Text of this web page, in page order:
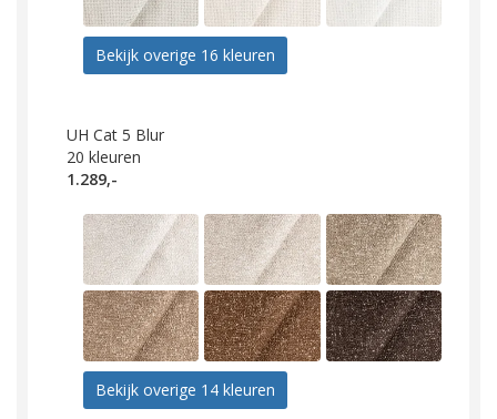
Bekijk overige 16 kleuren
UH Cat 5 Blur
20 kleuren
1.289,-
Bekijk overige 14 kleuren